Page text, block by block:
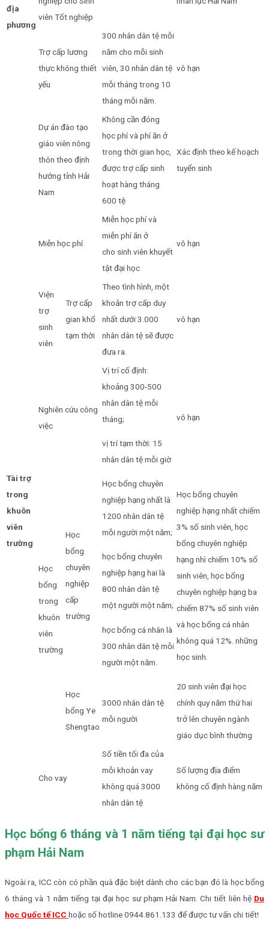
địa
phương
viên Tốt nghiệp
Trợ cấp lương
thực không thiết
yếu
300 nhân dân tệ mỗi
năm cho mỗi sinh
viên, 30 nhân dân tệ
mỗi tháng trong 10
tháng mỗi năm.
vô hạn
Dự án đào tạo
giáo viên nông
thôn theo định
hướng tỉnh Hải
Nam
Không cần đóng
học phí và phí ăn ở
trong thời gian học,
được trợ cấp sinh
hoạt hàng tháng
600 tệ
Xác định theo kế hoạch
tuyển sinh
Tài trợ
trong
khuôn
viên
trường
Miễn học phí
Miễn học phí và
miễn phí ăn ở
cho sinh viên khuyết
tật đại học
vô hạn
Viện
trợ
sinh
viên
Trợ cấp
gian khổ
tạm thời
Theo tình hình, một
khoản trợ cấp duy
nhất dưới 3.000
nhân dân tệ sẽ được
đưa ra.
vô hạn
Nghiên cứu công
việc
Vị trí cố định:
khoảng 300-500
nhân dân tệ mỗi
tháng;
vị trí tạm thời: 15
nhân dân tệ mỗi giờ
vô hạn
Học
bổng
trong
khuôn
viên
trường
Học
bổng
chuyên
nghiệp
cấp
trường
Học bổng chuyên
nghiệp hạng nhất là
1200 nhân dân tệ
mỗi người một năm;
học bổng chuyên
nghiệp hạng hai là
800 nhân dân tệ
một người một năm;
học bổng cá nhân là
300 nhân dân tệ mỗi
người một năm.
Học bổng chuyên
nghiệp hạng nhất chiếm
3% số sinh viên, học
bổng chuyên nghiệp
hạng nhì chiếm 10% số
sinh viên, học bổng
chuyên nghiệp hạng ba
chiếm 87% số sinh viên
và học bổng cá nhân
không quá 12%. những
học sinh.
Học
bổng Ye
Shengtao
3000 nhân dân tệ
mỗi người
20 sinh viên đại học
chính quy năm thứ hai
trở lên chuyên ngành
giáo dục bình thường
Cho vay
Số tiền tối đa của
mỗi khoản vay
không quá 3000
nhân dân tệ
Số lượng địa điểm
không cố định hàng năm
Học bổng 6 tháng và 1 năm tiếng tại đại học sư
phạm Hải Nam
Ngoài ra, ICC còn có phần quà đặc biệt dành cho các bạn đó là học bổng
6 tháng và 1 năm tiếng tại đại học sư phạm Hải Nam. Chi tiết liên hệ Du
học Quốc tế ICC hoặc số hotline 0944.861.133 để được tư vấn chi tiết!